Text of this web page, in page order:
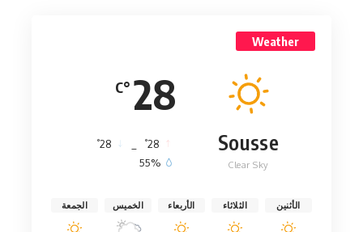
Weather
28
°C
Sousse
Clear Sky
28
°
28
°
55%
الأثنين الثلاثاء الأربعاء الخميس الجمعة